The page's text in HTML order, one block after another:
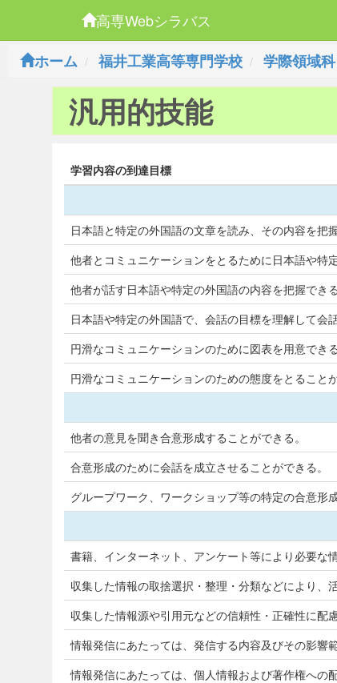
高専Webシラバス
ホーム
福井工業高等専門学校 学際領域
汎用的技能
学習内容の到達目標
日本語と特定の外国語の文章を読み、その内容を把握
他者とコミュニケーションをとるために日本語や特
他者が話す日本語や特定の外国語の内容を把握できる
日本語や特定の外国語で、会話の目標を理解して会
円滑なコミュニケーションのために図表を用意できる
円滑なコミュニケーションのための態度をとること
他者の意見を聞き合意形成することができる。
合意形成のために会話を成立させることができる。
グループワーク、ワークショップ等の特定の合意形
書籍、インターネット、アンケート等により必要な
収集した情報の取捨選択・整理・分類などにより、
収集した情報源や引用元などの信頼性・正確性に配
情報発信にあたっては、発信する内容及びその影響
情報発信にあたっては、個人情報および著作権への